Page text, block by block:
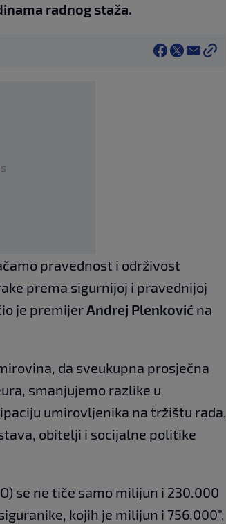
radnog staža.
pravednost i održivost
prema sigurnijoj i pravednijoj
je premijerAndrej Plenković na
da sveukupna prosječna
smanjujemo razlike u
umirovljenika na tržištu rada,
obitelji i socijalne politike
se ne tiče samo milijun i 230.000
kojih je milijun i 756.000",